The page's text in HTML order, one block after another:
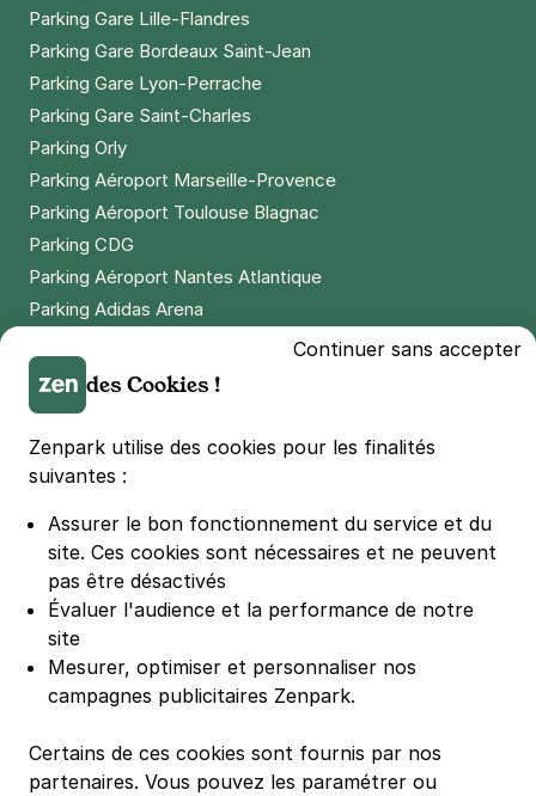
Parking Gare Lille-Flandres
Parking Gare Bordeaux Saint-Jean
Parking Gare Lyon-Perrache
Parking Gare Saint-Charles
Parking Orly
Parking Aéroport Marseille-Provence
Parking Aéroport Toulouse Blagnac
Parking CDG
Parking Aéroport Nantes Atlantique
Parking Adidas Arena
Parking LDLC Arena
Parking Stade Pierre Mauroy
Parking Groupama Stadium
Parking Vélodrome
Parking Bercy
Parking La Défense Arena
Parking Les 4 temps
Parking Nation
Parking Porte de Versailles
Parking Lille Grand Palais
Parking Casino Barrière Lille
Continuer sans accepter
des Cookies !
Zenpark utilise des cookies pour les finalités
suivantes :
Assurer le bon fonctionnement du service et du
site. Ces cookies sont nécessaires et ne peuvent
pas être désactivés
Évaluer l'audience et la performance de notre
site
Mesurer, optimiser et personnaliser nos
campagnes publicitaires Zenpark.
Certains de ces cookies sont fournis par nos
partenaires. Vous pouvez les paramétrer ou